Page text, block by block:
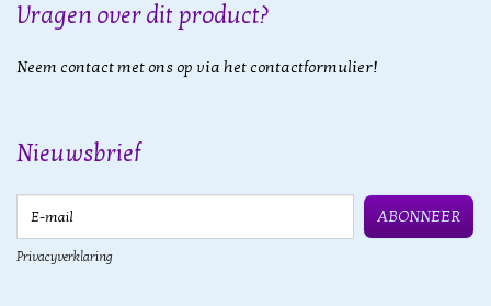
Vragen over dit product?
Neem contact met ons op via het contactformulier!
Nieuwsbrief
ABONNEER
Privacyverklaring